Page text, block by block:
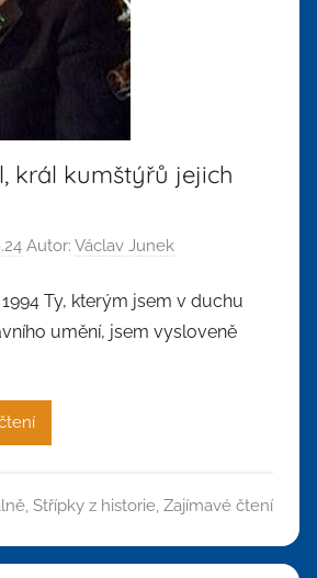
král kumštýřů jejich
Autor: Václav Junek
1994 Ty, kterým jsem v duchu
umění, jsem vysloveně
, Střípky z historie, Zajímavé čtení